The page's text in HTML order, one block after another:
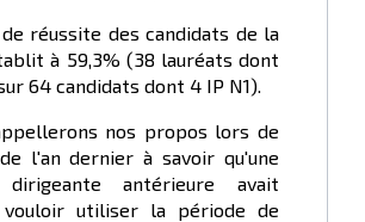
réussite des candidats de la
à 59,3% (38 lauréats dont
64 candidats dont 4 IP N1).
nos propos lors de
l'an dernier à savoir qu'une
dirigeante antérieure avait
vouloir utiliser la période de